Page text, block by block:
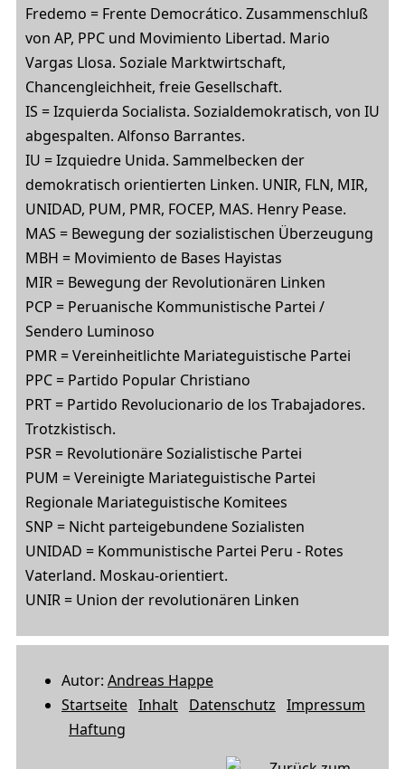
Fredemo = Frente Democrático. Zusammenschluß
von AP, PPC und Movimiento Libertad. Mario
Vargas Llosa. Soziale Marktwirtschaft,
Chancengleichheit, freie Gesellschaft.
IS = Izquierda Socialista. Sozialdemokratisch, von IU
abgespalten. Alfonso Barrantes.
IU = Izquiedre Unida. Sammelbecken der
demokratisch orientierten Linken. UNIR, FLN, MIR,
UNIDAD, PUM, PMR, FOCEP, MAS. Henry Pease.
MAS = Bewegung der sozialistischen Überzeugung
MBH = Movimiento de Bases Hayistas
MIR = Bewegung der Revolutionären Linken
PCP = Peruanische Kommunistische Partei /
Sendero Luminoso
PMR = Vereinheitlichte Mariateguistische Partei
PPC = Partido Popular Christiano
PRT = Partido Revolucionario de los Trabajadores.
Trotzkistisch.
PSR = Revolutionäre Sozialistische Partei
PUM = Vereinigte Mariateguistische Partei
Regionale Mariateguistische Komitees
SNP = Nicht parteigebundene Sozialisten
UNIDAD = Kommunistische Partei Peru - Rotes
Vaterland. Moskau-orientiert.
UNIR = Union der revolutionären Linken
Autor: Andreas Happe
Startseite Inhalt Datenschutz Impressum
Haftung